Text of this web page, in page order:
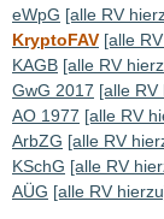
eWpG [alle RV
KryptoFAV [alle
KAGB [alle RV
GwG 2017 [alle RV
AO 1977 [alle RV
ArbZG [alle RV
KSchG [alle RV
AÜG [alle RV